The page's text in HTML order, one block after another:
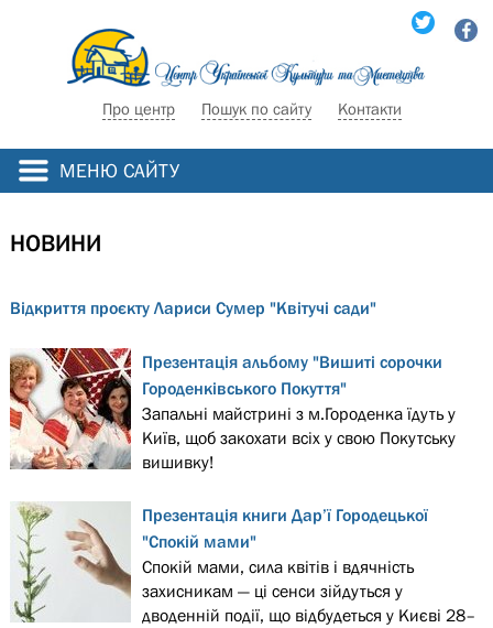
Про центр Пошук по сайту Контакти
МЕНЮ САЙТУ
НОВИНИ
Відкриття проєкту Лариси Сумер "Квітучі сади"
Презентація альбому "Вишиті сорочки
Городенківського Покуття"
Запальні майстрині з м.Городенка їдуть у
Київ, щоб закохати всіх у свою Покутську
вишивку!
Презентація книги Дар’ї Городецької
"Спокій мами"
Спокій мами, сила квітів і вдячність
захисникам — ці сенси зійдуться у
дводенній події, що відбудеться у Києві 28–